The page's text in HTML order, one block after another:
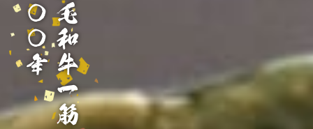
黒毛和牛一筋
一〇〇年